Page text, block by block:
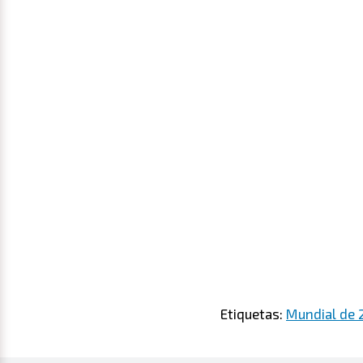
Etiquetas: Mundial de